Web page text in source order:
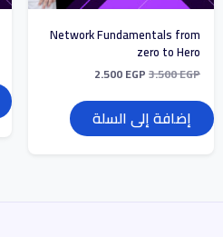
Network Fundamentals from
zero to Hero
3.500EGP
2.500EGP
إضافة إلى السلة